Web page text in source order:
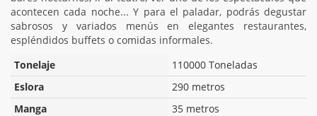
acontecen cada noche... Y para el paladar, podrás degustar
sabrosos y variados menús en elegantes restaurantes,
espléndidos buffets o comidas informales.
Tonelaje
110000 Toneladas
Eslora
290 metros
Manga
35 metros